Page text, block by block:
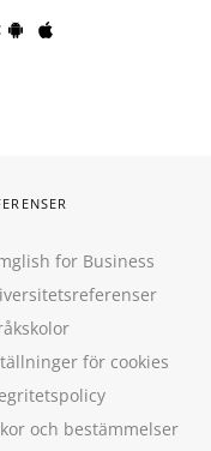
for Business
för cookies
och bestämmelser